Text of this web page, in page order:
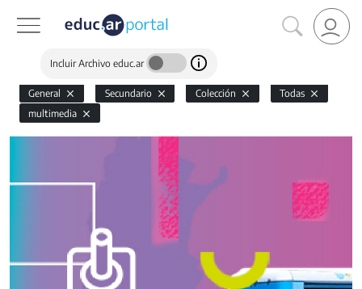
Incluir Archivo educ.ar
General Secundario Colección
Todas
multimedia